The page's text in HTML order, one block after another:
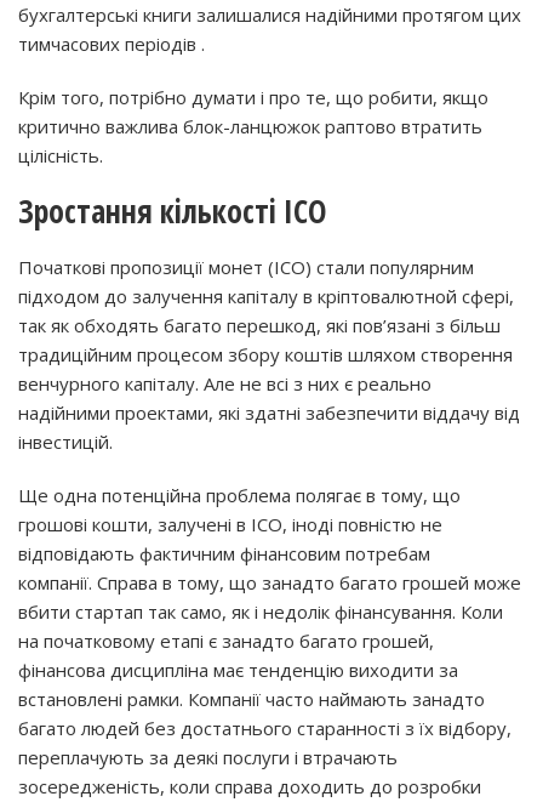
бухгалтерські книги залишалися надійними протягом цих
тимчасових періодів .
Крім того, потрібно думати і про те, що робити, якщо
критично важлива блок-ланцюжок раптово втратить
цілісність.
Зростання кількості ICO
Початкові пропозиції монет (ICO) стали популярним
підходом до залучення капіталу в кріптовалютной сфері,
так як обходять багато перешкод, які пов’язані з більш
традиційним процесом збору коштів шляхом створення
венчурного капіталу. Але не всі з них є реально
надійними проектами, які здатні забезпечити віддачу від
інвестицій.
Ще одна потенційна проблема полягає в тому, що
грошові кошти, залучені в ICO, іноді повністю не
відповідають фактичним фінансовим потребам
компанії. Справа в тому, що занадто багато грошей може
вбити стартап так само, як і недолік фінансування. Коли
на початковому етапі є занадто багато грошей,
фінансова дисципліна має тенденцію виходити за
встановлені рамки. Компанії часто наймають занадто
багато людей без достатнього старанності з їх відбору,
переплачують за деякі послуги і втрачають
зосередженість, коли справа доходить до розробки